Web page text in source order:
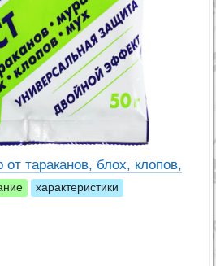
тараканов, блох, клопов,
характеристики